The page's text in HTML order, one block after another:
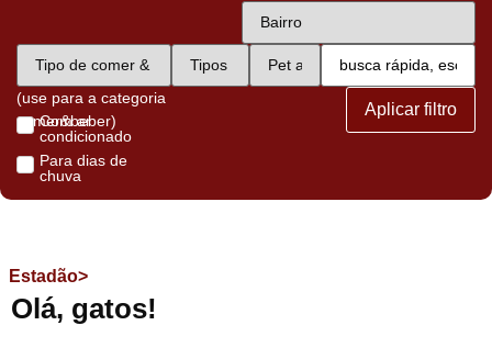
(use para a categoria
comer&beber)
Com ar
condicionado
Para dias de
chuva
Aplicar filtro
Estadão>
Olá, gatos!